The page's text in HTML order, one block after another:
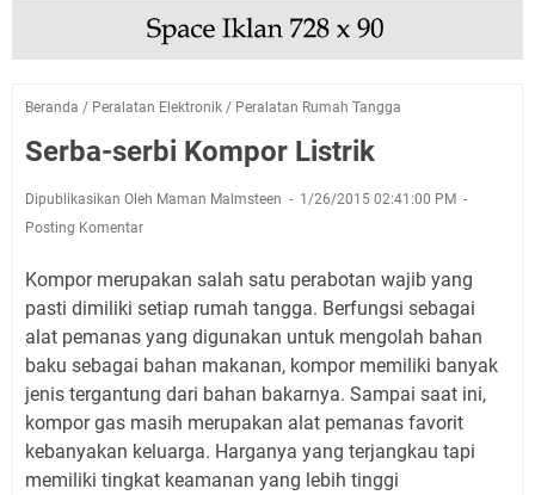
Beranda / Peralatan Elektronik / Peralatan Rumah Tangga
Serba-serbi Kompor Listrik
Dipublikasikan Oleh Maman Malmsteen
1/26/2015 02:41:00 PM
Posting Komentar
Kompor merupakan salah satu perabotan wajib yang
pasti dimiliki setiap rumah tangga. Berfungsi sebagai
alat pemanas yang digunakan untuk mengolah bahan
baku sebagai bahan makanan, kompor memiliki banyak
jenis tergantung dari bahan bakarnya. Sampai saat ini,
kompor gas masih merupakan alat pemanas favorit
kebanyakan keluarga. Harganya yang terjangkau tapi
memiliki tingkat keamanan yang lebih tinggi